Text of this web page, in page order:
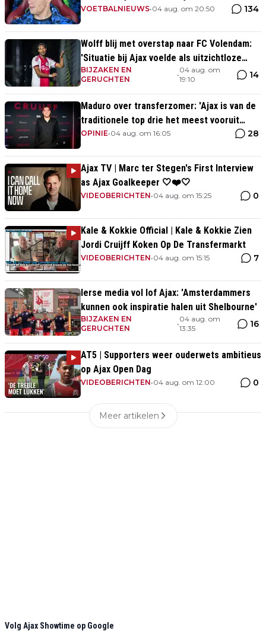
VOETBALNIEUWS•04 aug. om 20:50 134
Wolff blij met overstap naar FC Volendam:
'Situatie bij Ajax voelde als uitzichtloze
weg'
BIJZAKEN EN
GERUCHTEN
•
04 aug. om
19:10
14
Maduro over transferzomer: 'Ajax is van de
traditionele top drie het meest vooruit
gegaan'
OPINIE•04 aug. om 16:05 28
Ajax TV | Marc ter Stegen's First Interview
as Ajax Goalkeeper 🤍❤️🤍
VIDEOBERICHTEN•04 aug. om 15:25 0
Kale & Kokkie Official | Kale & Kokkie Zien
Jordi Cruijff Koken Op De Transfermarkt
VIDEOBERICHTEN•04 aug. om 15:15 7
Ierse media vol lof Ajax: 'Amsterdammers
kunnen ook inspiratie halen uit Shelbourne'
BIJZAKEN EN
GERUCHTEN
•
04 aug. om
13:35
16
AT5 | Supporters weer ouderwets ambitieus
op Ajax Open Dag
VIDEOBERICHTEN•04 aug. om 12:00 0
Meer artikelen
Volg Ajax Showtime op Google